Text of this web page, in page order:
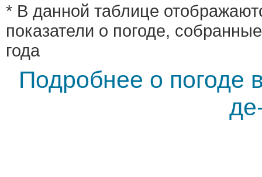
* В данной таблице
показатели о погоде,
года
Подробнее о погоде